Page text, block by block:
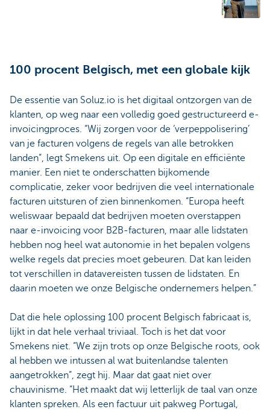
100 procent Belgisch, met een globale kijk
De essentie van Soluz.io is het digitaal ontzorgen van de
klanten, op weg naar een volledig goed gestructureerd e-
invoicingproces. “Wij zorgen voor de ‘verpeppolisering’
van je facturen volgens de regels van alle betrokken
landen”, legt Smekens uit. Op een digitale en efficiënte
manier. Een niet te onderschatten bijkomende
complicatie, zeker voor bedrijven die veel internationale
facturen uitsturen of zien binnenkomen. “Europa heeft
weliswaar bepaald dat bedrijven moeten overstappen
naar e-invoicing voor B2B-facturen, maar alle lidstaten
hebben nog heel wat autonomie in het bepalen volgens
welke regels dat precies moet gebeuren. Dat kan leiden
tot verschillen in datavereisten tussen de lidstaten. En
daarin moeten we onze Belgische ondernemers helpen.”
Dat die hele oplossing 100 procent Belgisch fabricaat is,
lijkt in dat hele verhaal triviaal. Toch is het dat voor
Smekens niet. “We zijn trots op onze Belgische roots, ook
al hebben we intussen al wat buitenlandse talenten
aangetrokken”, zegt hij. Maar dat gaat niet over
chauvinisme. “Het maakt dat wij letterlijk de taal van onze
klanten spreken. Als een factuur uit pakweg Portugal,